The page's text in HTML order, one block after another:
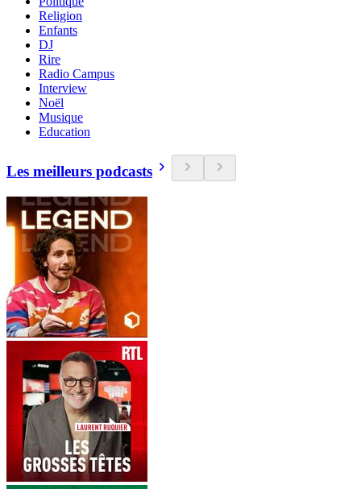
Religion
Enfants
DJ
Rire
Radio Campus
Interview
Noël
Musique
Education
Les meilleurs podcasts